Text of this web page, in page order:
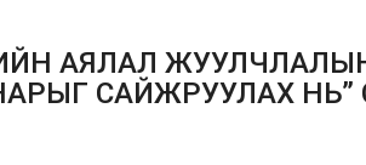
АЯЛАЛ
САЙЖРУУЛАХ НЬ”